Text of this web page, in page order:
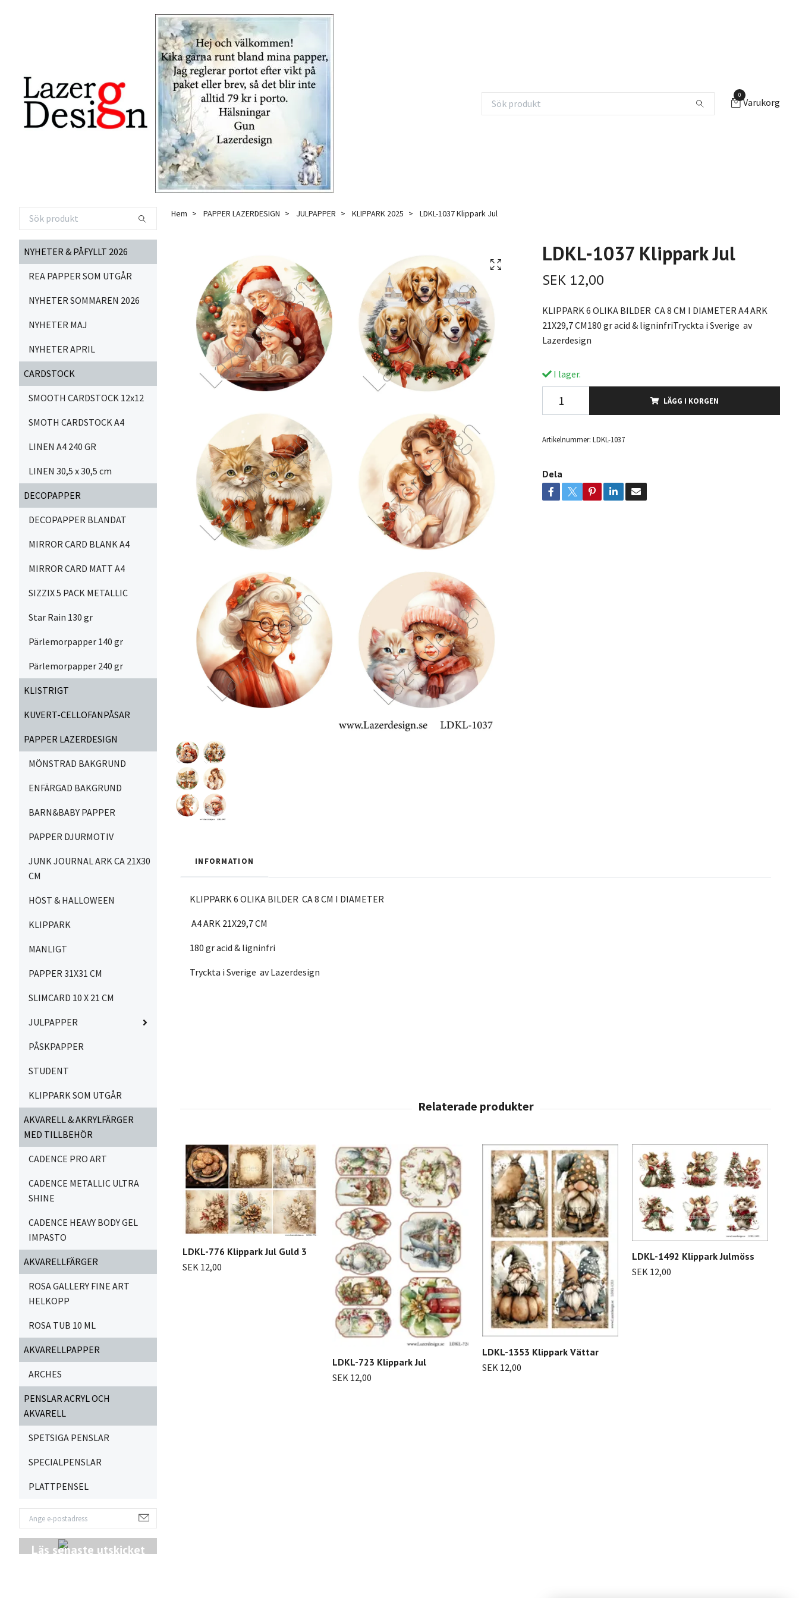
0
Varukorg
NYHETER & PÅFYLLT 2026
REA PAPPER SOM UTGÅR
NYHETER SOMMAREN 2026
NYHETER MAJ
NYHETER APRIL
CARDSTOCK
SMOOTH CARDSTOCK 12x12
SMOTH CARDSTOCK A4
LINEN A4 240 GR
LINEN 30,5 x 30,5 cm
DECOPAPPER
DECOPAPPER BLANDAT
MIRROR CARD BLANK A4
MIRROR CARD MATT A4
SIZZIX 5 PACK METALLIC
Star Rain 130 gr
Pärlemorpapper 140 gr
Pärlemorpapper 240 gr
KLISTRIGT
KUVERT-CELLOFANPÅSAR
PAPPER LAZERDESIGN
MÖNSTRAD BAKGRUND
ENFÄRGAD BAKGRUND
BARN&BABY PAPPER
PAPPER DJURMOTIV
JUNK JOURNAL ARK CA 21X30
CM
HÖST & HALLOWEEN
KLIPPARK
MANLIGT
PAPPER 31X31 CM
SLIMCARD 10 X 21 CM
JULPAPPER
PÅSKPAPPER
STUDENT
KLIPPARK SOM UTGÅR
AKVARELL & AKRYLFÄRGER
MED TILLBEHÖR
CADENCE PRO ART
CADENCE METALLIC ULTRA
SHINE
CADENCE HEAVY BODY GEL
IMPASTO
AKVARELLFÄRGER
ROSA GALLERY FINE ART
HELKOPP
ROSA TUB 10 ML
AKVARELLPAPPER
ARCHES
PENSLAR ACRYL OCH
AKVARELL
SPETSIGA PENSLAR
SPECIALPENSLAR
PLATTPENSEL
Läs senaste utskicket
Hem PAPPER LAZERDESIGN JULPAPPER KLIPPARK 2025 LDKL-1037 Klippark Jul
LDKL-1037 Klippark Jul
SEK 12,00
KLIPPARK 6 OLIKA BILDER CA 8 CM I DIAMETER A4 ARK
21X29,7 CM180 gr acid & ligninfriTryckta i Sverige av
Lazerdesign
I lager.
LÄGG I KORGEN
Artikelnummer: LDKL-1037
Dela
INFORMATION
KLIPPARK 6 OLIKA BILDER CA 8 CM I DIAMETER
A4 ARK 21X29,7 CM
180 gr acid & ligninfri
Tryckta i Sverige av Lazerdesign
LDKL-776 Klippark Jul Guld 3
SEK 12,00
LDKL-723 Klippark Jul
SEK 12,00
LDKL-1353 Klippark Vättar
SEK 12,00
LDKL-1492 Klippark Julmöss
SEK 12,00